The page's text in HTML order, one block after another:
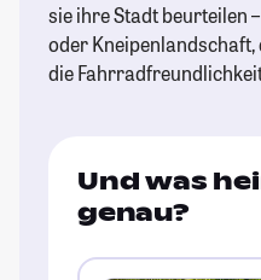
sie ihre Stadt beurteilen
oder
die
Und was
genau?